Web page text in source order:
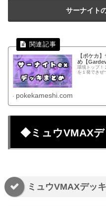
サーナイト
【ポケカ
め【
環境トップ！
を１発できぜ
pokekameshi.com
◆ミュウVMAXデ
ミュウVMAXデッキ